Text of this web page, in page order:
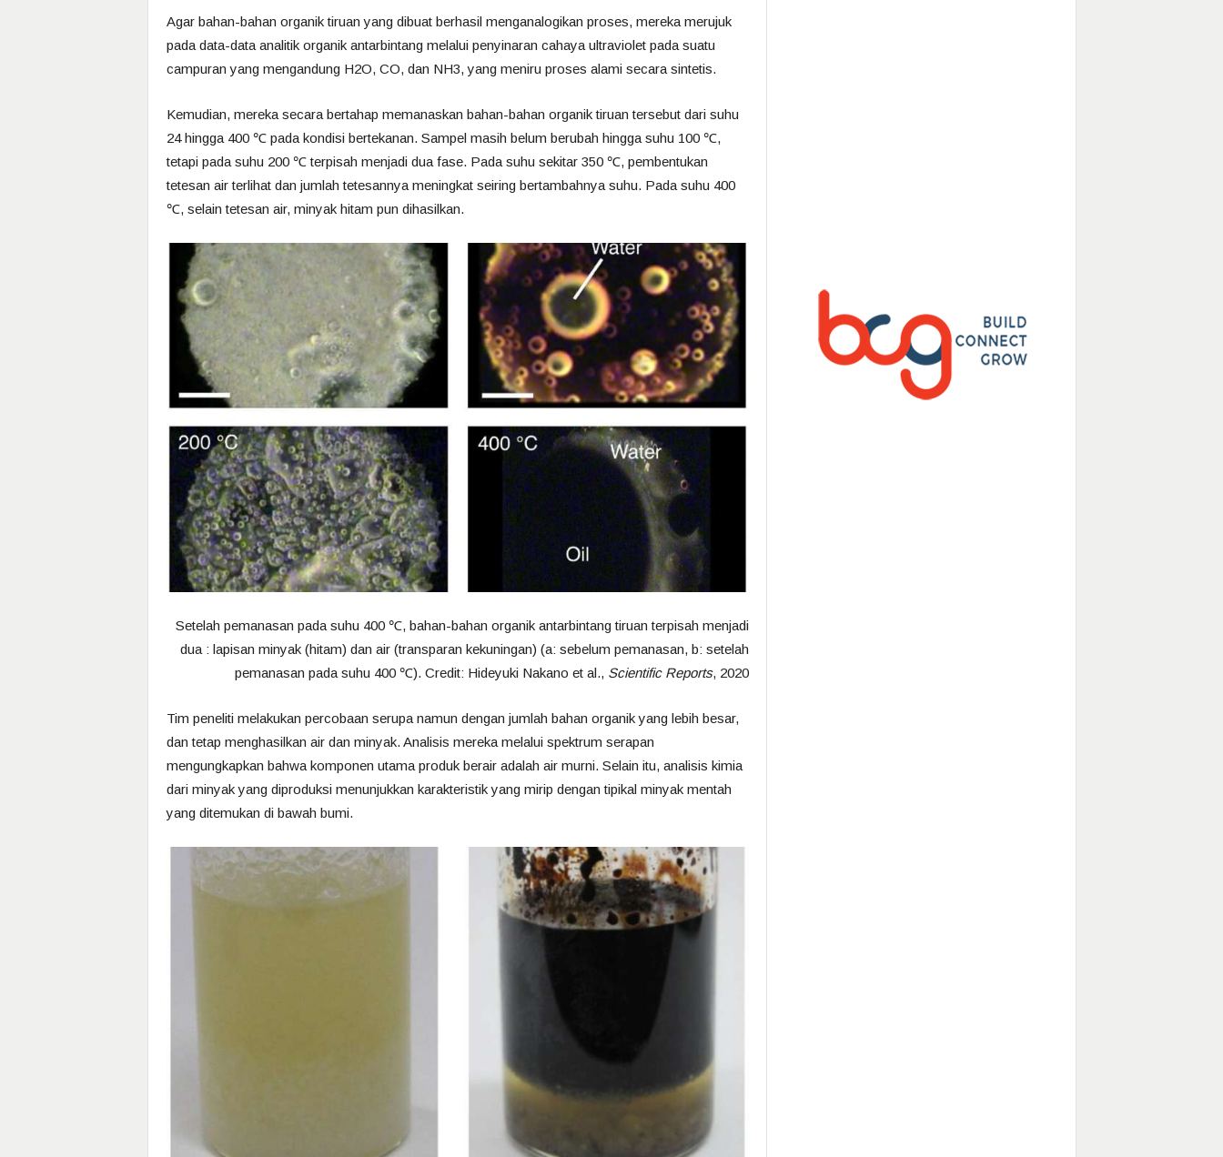
Agar bahan-bahan organik tiruan yang dibuat berhasil menganalogikan proses, mereka merujuk
pada data-data analitik organik antarbintang melalui penyinaran cahaya ultraviolet pada suatu
campuran yang mengandung H2O, CO, dan NH3, yang meniru proses alami secara sintetis.
Kemudian, mereka secara bertahap memanaskan bahan-bahan organik tiruan tersebut dari suhu
24 hingga 400 ℃ pada kondisi bertekanan. Sampel masih belum berubah hingga suhu 100 ℃,
tetapi pada suhu 200 ℃ terpisah menjadi dua fase. Pada suhu sekitar 350 ℃, pembentukan
tetesan air terlihat dan jumlah tetesannya meningkat seiring bertambahnya suhu. Pada suhu 400
℃, selain tetesan air, minyak hitam pun dihasilkan.
Setelah pemanasan pada suhu 400 ℃, bahan-bahan organik antarbintang tiruan terpisah menjadi
dua : lapisan minyak (hitam) dan air (transparan kekuningan) (a: sebelum pemanasan, b: setelah
pemanasan pada suhu 400 ℃). Credit: Hideyuki Nakano et al., Scientific Reports, 2020
Tim peneliti melakukan percobaan serupa namun dengan jumlah bahan organik yang lebih besar,
dan tetap menghasilkan air dan minyak. Analisis mereka melalui spektrum serapan
mengungkapkan bahwa komponen utama produk berair adalah air murni. Selain itu, analisis kimia
dari minyak yang diproduksi menunjukkan karakteristik yang mirip dengan tipikal minyak mentah
yang ditemukan di bawah bumi.